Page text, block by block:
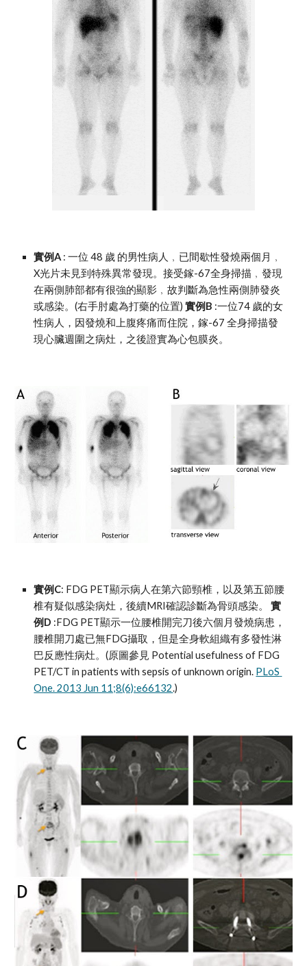
實例A : 一位 48 歲 的男性病人﹐已間歇性發燒兩個月﹐
X光片未見到特殊異常發現。接受鎵-67全身掃描﹐發現
在兩側肺部都有很強的顯影﹐故判斷為急性兩側肺發炎
或感染。(右手肘處為打藥的位置) 實例B :一位74 歲的女
性病人，因發燒和上腹疼痛而住院，鎵-67 全身掃描發
現心臟週圍之病灶，之後證實為心包膜炎。
實例C: FDG PET顯示病人在第六節頸椎，以及第五節腰
椎有疑似感染病灶，後續MRI確認診斷為骨頭感染。 實
例D :FDG PET顯示一位腰椎開完刀後六個月發燒病患，
腰椎開刀處已無FDG攝取，但是全身軟組織有多發性淋
巴反應性病灶。(原圖參見 Potential usefulness of FDG
PET/CT in patients with sepsis of unknown origin. PLoS
One. 2013 Jun 11;8(6):e66132.)